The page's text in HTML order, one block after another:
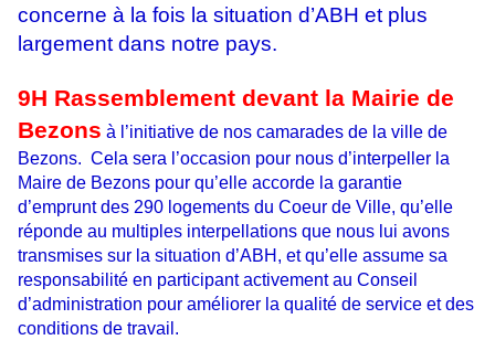
concerne à la fois la situation d’ABH et plus
largement dans notre pays.
9H Rassemblement devant la Mairie de
Bezons à l’initiative de nos camarades de la ville de
Bezons. Cela sera l’occasion pour nous d’interpeller la
Maire de Bezons pour qu’elle accorde la garantie
d’emprunt des 290 logements du Coeur de Ville, qu’elle
réponde au multiples interpellations que nous lui avons
transmises sur la situation d’ABH, et qu’elle assume sa
responsabilité en participant activement au Conseil
d’administration pour améliorer la qualité de service et des
conditions de travail.